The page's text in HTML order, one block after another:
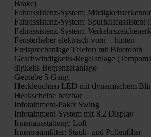
Bra­ke)
Fahr­as­sis­tenz-Sys­tem:
Fahr­as­sis­tenz-Sys­tem: Spur­hal­te­as­sis­tent
Fahr­as­sis­tenz-Sys­tem:
Fens­ter­he­ber elek­trisch vorn + hin­ten
Frei­sprech­an­la­ge Tele­fon mit Blue­tooth
Geschwin­dig­keits-Regel­an­la­ge
dig­keits-Begren­zer­an­la­ge
Getrie­be 5‑Gang
Heck­leuch­ten LED mit dyna­mi­schem
Heck­schei­be heiz­bar
Info­tain­ment-Paket Swing
Info­tain­ment-Sys­tem mit 8,2 Dis­play
Innen­aus­stat­tung: Loft
Innen­raum­fil­ter: Staub- und Pol­len­fil­ter